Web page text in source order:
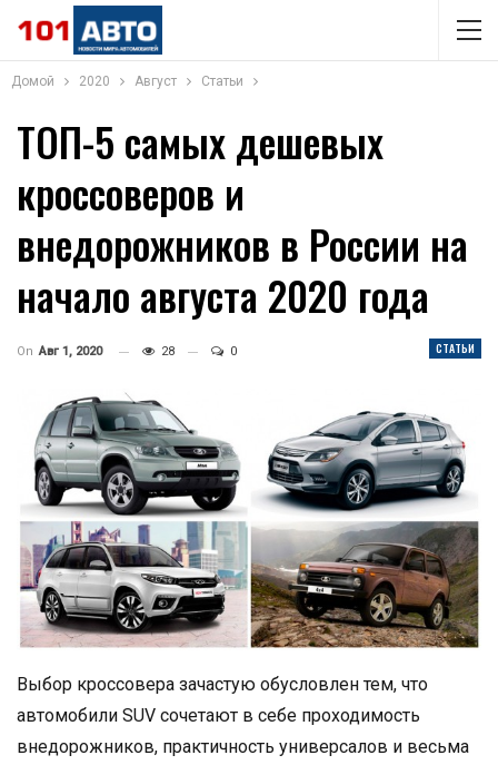
Домой 2020 Август Статьи
ТОП-5 самых дешевых
кроссоверов и
внедорожников в России на
начало августа 2020 года
СТАТЬИ
On Авг 1, 2020 28 0
Выбор кроссовера зачастую обусловлен тем, что
автомобили SUV сочетают в себе проходимость
внедорожников, практичность универсалов и весьма